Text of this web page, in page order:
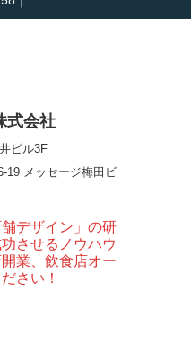
】囲炉裏
両立した
げ店。
（クゥ
子会にお
式会社
ビル3F
19 メッセージ梅田ビ
デザイン」の研
させるノウハウ
業、飲食店オー
さい！